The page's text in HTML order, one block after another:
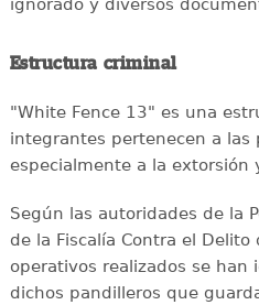
ignorado y diversos
Estructura criminal
"White Fence 13" es una
integrantes pertenecen a las
especialmente a la extorsión
Según las autoridades de la
de la Fiscalía Contra el
operativos realizados se han
dichos pandilleros que